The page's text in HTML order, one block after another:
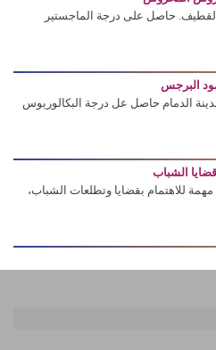
حاصل على درجة الماجستير
البرجس
الدمام حاصل عل درجة البكالوريوس
الشباب
للاهتمام بقضايا وتطلعات الشباب،